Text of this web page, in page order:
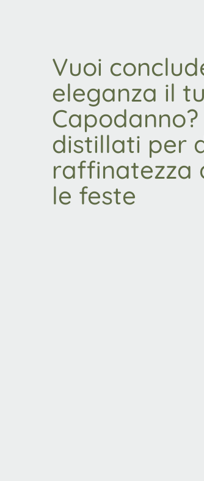
Vuoi
eleganza il
distillati per
raffinatezza
le feste